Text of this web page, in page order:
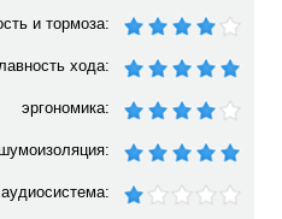
и тормоза:
хода:
эргономика:
шумоизоляция: